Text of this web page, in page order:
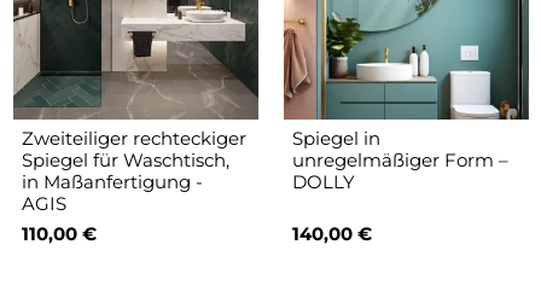
Zweiteiliger rechteckiger
Spiegel für Waschtisch,
in Maßanfertigung -
AGIS
110,00 €
Spiegel in
unregelmäßiger Form –
DOLLY
140,00 €